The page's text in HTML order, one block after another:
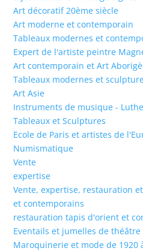
Art décoratif 20ème siècle
Art moderne et contemporain
Tableaux modernes et
Expert de l'artiste peintre
Art contemporain et Art
Tableaux modernes et
Art Asie
Instruments de musique -
Tableaux et Sculptures
Ecole de Paris et artistes de
Numismatique
Vente
expertise
Vente, expertise, restauration
et contemporains
restauration tapis d'orient et
Eventails et jumelles de théâtre
Maroquinerie et mode de 1920